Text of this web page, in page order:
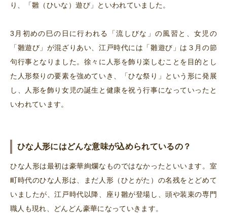
り、「雛（ひいな）遊び」といわれていました。
3月初めの巳の日に行われる「流しびな」の風習と、女児の
「雛遊び」が混ざりあい、江戸時代には「雛遊び」は３月の節
句行事となりました。徐々に人形を飾り楽しむことを目的とし
た人形祭りの要素を強めていき、「ひな祭り」という形に発展
し、人形を飾り女児の誕生と健康を祝う行事になっていったと
いわれています。
ひな人形にはどんな意味が込められているの？
ひな人形は最初は豪華絢爛なものではなかったといいます。室
町時代のひな人形は、まだ人形（ひとがた）の名残をとどめて
いましたが、江戸時代以降、座り雛が登場し、頭や装束の専門
職人も現れ、どんどん豪華になっていきます。